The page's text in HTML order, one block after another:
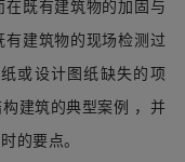
既有建筑物的加固与
有建筑物的现场检测过
或设计图纸缺失的项
建筑的典型案例 ，并
的要点。